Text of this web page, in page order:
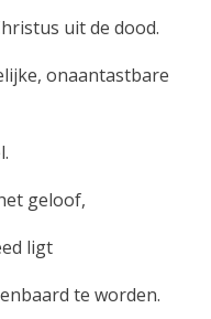
uit de dood.
onaantastbare
geloof,
ligt
te worden.